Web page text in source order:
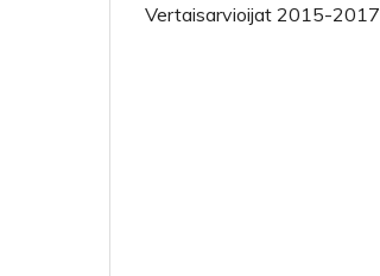
Vertaisarvioijat 2015-2017